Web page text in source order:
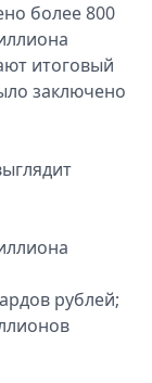
более 800
итоговый
заключено
рублей;